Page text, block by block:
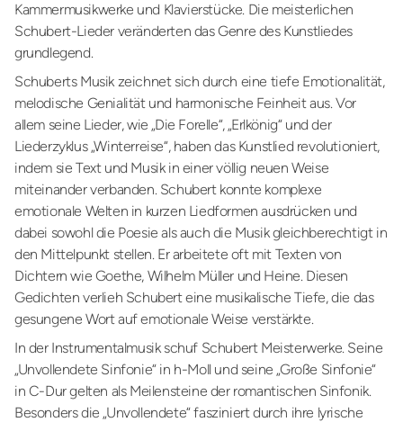
Kammermusikwerke und Klavierstücke. Die meisterlichen
Schubert-Lieder veränderten das Genre des Kunstliedes
grundlegend.
Schuberts Musik zeichnet sich durch eine tiefe Emotionalität,
melodische Genialität und harmonische Feinheit aus. Vor
allem seine Lieder, wie „Die Forelle“, „Erlkönig“ und der
Liederzyklus „Winterreise“, haben das Kunstlied revolutioniert,
indem sie Text und Musik in einer völlig neuen Weise
miteinander verbanden. Schubert konnte komplexe
emotionale Welten in kurzen Liedformen ausdrücken und
dabei sowohl die Poesie als auch die Musik gleichberechtigt in
den Mittelpunkt stellen. Er arbeitete oft mit Texten von
Dichtern wie Goethe, Wilhelm Müller und Heine. Diesen
Gedichten verlieh Schubert eine musikalische Tiefe, die das
gesungene Wort auf emotionale Weise verstärkte.
In der Instrumentalmusik schuf Schubert Meisterwerke. Seine
„Unvollendete Sinfonie“ in h-Moll und seine „Große Sinfonie“
in C-Dur gelten als Meilensteine der romantischen Sinfonik.
Besonders die „Unvollendete“ fasziniert durch ihre lyrische